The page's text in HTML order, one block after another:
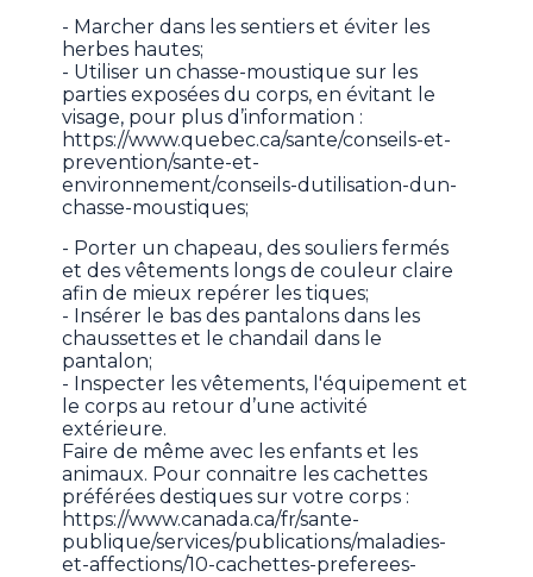
- Marcher dans les sentiers et éviter les
herbes hautes;
- Utiliser un chasse-moustique sur les
parties exposées du corps, en évitant le
visage, pour plus d’information :
https://www.quebec.ca/sante/conseils-et-
prevention/sante-et-
environnement/conseils-dutilisation-dun-
chasse-moustiques;
- Porter un chapeau, des souliers fermés
et des vêtements longs de couleur claire
afin de mieux repérer les tiques;
- Insérer le bas des pantalons dans les
chaussettes et le chandail dans le
pantalon;
- Inspecter les vêtements, l'équipement et
le corps au retour d’une activité
extérieure.
Faire de même avec les enfants et les
animaux. Pour connaitre les cachettes
préférées destiques sur votre corps :
https://www.canada.ca/fr/sante-
publique/services/publications/maladies-
et-affections/10-cachettes-preferees-